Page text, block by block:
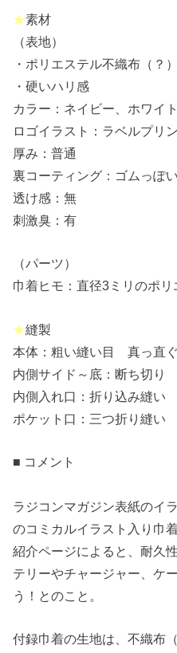
★素材
（表地）
・ポリエステル不織布（？）
・硬いハリ感
カラー：ネイビー、ホワイト
ロゴイラスト：ラベルプリ
厚み：普通
裏コーティング：ゴムっぽ
透け感：無
刺激臭：有
（パーツ）
巾着ヒモ：直径3ミリのポリ
★縫製
本体：粗い縫い目 真っ直
内側サイド～底：断ち切り
内側入れ口：折り込み縫い
ポケット口：三つ折り縫い
■ コメント
ラジコンマガジン表紙のイ
のコミカルイラスト入り巾
紹介ページによると、耐久
テリーやチャージャー、ケ
う！とのこと。
付録巾着の生地は、不織布